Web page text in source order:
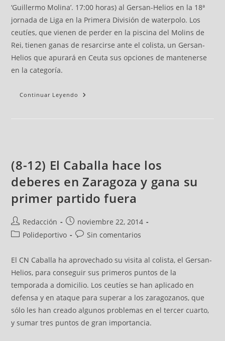
‘Guillermo Molina’. 17:00 horas) al Gersan-Helios en la 18ª
jornada de Liga en la Primera División de waterpolo. Los
ceutíes, que vienen de perder en la piscina del Molins de
Rei, tienen ganas de resarcirse ante el colista, un Gersan-
Helios que apurará en Ceuta sus opciones de mantenerse
en la categoría.
Continuar Leyendo
(8-12) El Caballa hace los
deberes en Zaragoza y gana su
primer partido fuera
Redacción
noviembre 22, 2014
Polideportivo
Sin comentarios
El CN Caballa ha aprovechado su visita al colista, el Gersan-
Helios, para conseguir sus primeros puntos de la
temporada a domicilio. Los ceutíes se han aplicado en
defensa y en ataque para superar a los zaragozanos, que
sólo les han creado algunos problemas en el tercer cuarto,
y sumar tres puntos de gran importancia.